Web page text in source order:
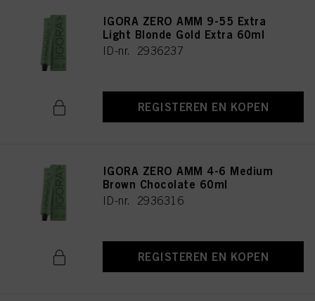
IGORA ZERO AMM 9-55 Extra
Light Blonde Gold Extra 60ml
ID-nr. 2936237
REGISTEREN EN KOPEN
IGORA ZERO AMM 4-6 Medium
Brown Chocolate 60ml
ID-nr. 2936316
REGISTEREN EN KOPEN